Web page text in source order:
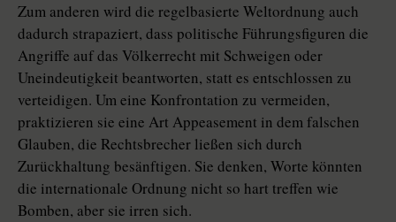
Zum anderen wird die regelbasierte Weltordnung auch
dadurch strapaziert, dass politische Führungsfiguren die
Angriffe auf das Völkerrecht mit Schweigen oder
Uneindeutigkeit beantworten, statt es entschlossen zu
verteidigen. Um eine Konfrontation zu vermeiden,
praktizieren sie eine Art Appeasement in dem falschen
Glauben, die Rechtsbrecher ließen sich durch
Zurückhaltung besänftigen. Sie denken, Worte könnten
die internationale Ordnung nicht so hart treffen wie
Bomben, aber sie irren sich.